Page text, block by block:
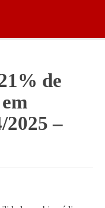
de
2025 –